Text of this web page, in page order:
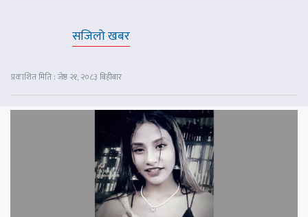
सजिलो खबर
प्रकाशित मिति : जेष्ठ २१, २०८३ बिहीबार